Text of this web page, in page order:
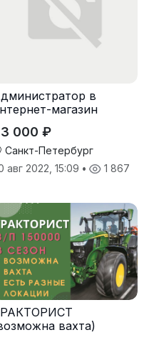
в
магазин
000 ₽
Санкт-Петербург
авг 2022, 15:09 • 1 867
вахта)